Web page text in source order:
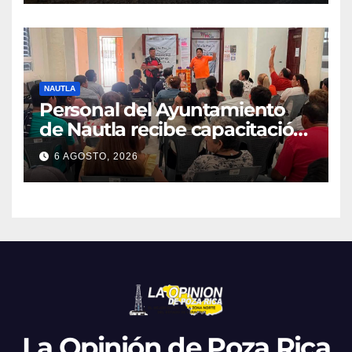
NAUTLA
Personal del Ayuntamiento
de Nautla recibe capacitación
en atención a emergencias
6 AGOSTO, 2026